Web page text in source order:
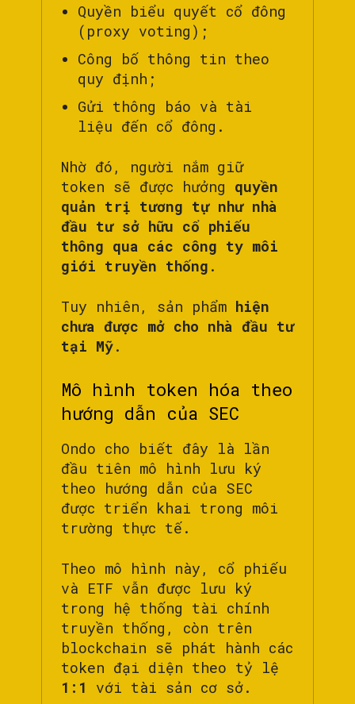
Quyền biểu quyết cổ đông
(proxy voting);
Công bố thông tin theo
quy định;
Gửi thông báo và tài
liệu đến cổ đông.
Nhờ đó, người nắm giữ
token sẽ được hưởng quyền
quản trị tương tự như nhà
đầu tư sở hữu cổ phiếu
thông qua các công ty môi
giới truyền thống .
Tuy nhiên, sản phẩm hiện
chưa được mở cho nhà đầu tư
tại Mỹ.
Mô hình token hóa theo
hướng dẫn của SEC
Ondo cho biết đây là lần
đầu tiên mô hình lưu ký
theo hướng dẫn của SEC
được triển khai trong môi
trường thực tế.
Theo mô hình này, cổ phiếu
và ETF vẫn được lưu ký
trong hệ thống tài chính
truyền thống, còn trên
blockchain sẽ phát hành các
token đại diện theo tỷ lệ
1:1
với tài sản cơ sở.